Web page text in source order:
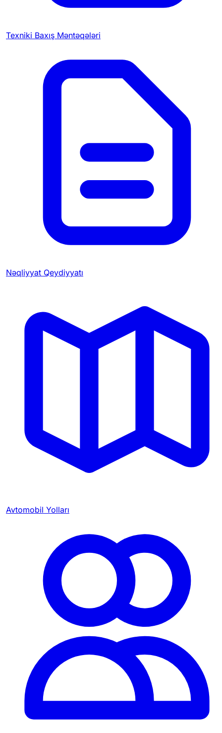
Texniki Baxış Məntəqələri
Nəqliyyat Qeydiyyatı
Avtomobil Yolları